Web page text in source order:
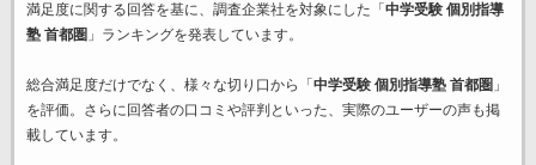
満足度に関する回答を基に、調査企業社を対象にした「 中学受験 個別指導
塾 首都圏 」ランキングを発表しています。
総合満足度だけでなく、様々な切り口から「 中学受験 個別指導塾 首都圏 」
を評価。さらに回答者の口コミや評判といった、実際のユーザーの声も掲
載しています。